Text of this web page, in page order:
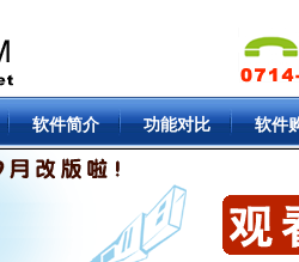
软件简介 功能对比 软件